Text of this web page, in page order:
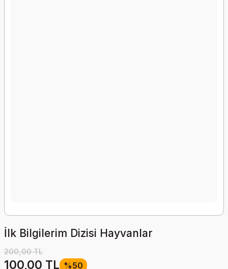
İlk Bilgilerim Dizisi Hayvanlar
200,00 TL
100,00 TL %50